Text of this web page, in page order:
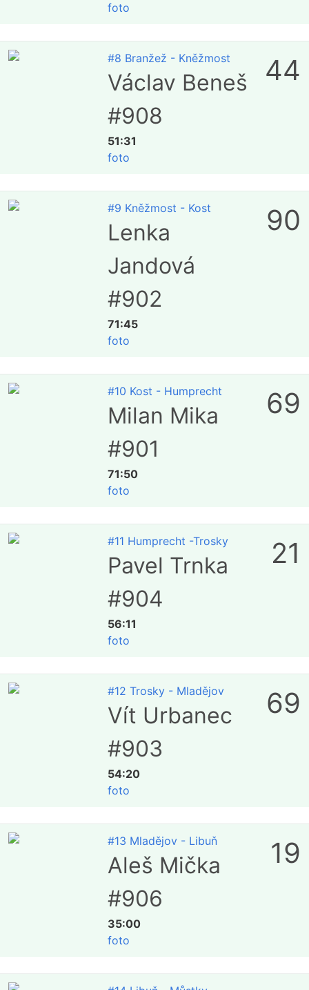
foto
#8 Branžež - Kněžmost
Václav Beneš
#908
51:31
foto
44
#9 Kněžmost - Kost
Lenka
Jandová
#902
71:45
foto
90
#10 Kost - Humprecht
Milan Mika
#901
71:50
foto
69
#11 Humprecht -Trosky
Pavel Trnka
#904
56:11
foto
21
#12 Trosky - Mladějov
Vít Urbanec
#903
54:20
foto
69
#13 Mladějov - Libuň
Aleš Mička
#906
35:00
foto
19